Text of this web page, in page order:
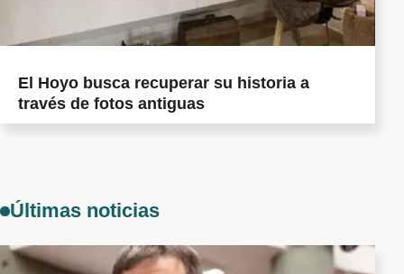
El Hoyo busca recuperar su historia a
través de fotos antiguas
Últimas noticias